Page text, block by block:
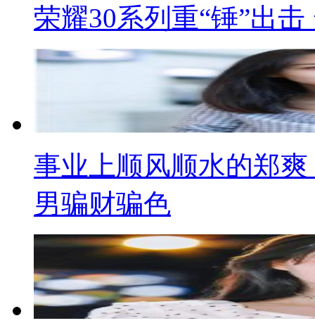
荣耀30系列重“锤”出
事业上顺风顺水的郑
男骗财骗色